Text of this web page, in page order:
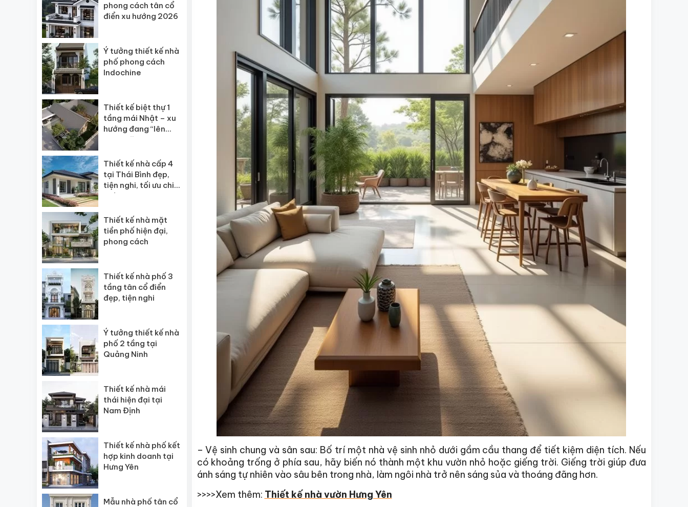
– Vệ sinh chung và sân sau: Bố trí một nhà vệ sinh nhỏ dưới gầm cầu thang để tiết kiệm diện tích. Nếu
có khoảng trống ở phía sau, hãy biến nó thành một khu vườn nhỏ hoặc giếng trời. Giếng trời giúp đưa
ánh sáng tự nhiên vào sâu bên trong nhà, làm ngôi nhà trở nên sáng sủa và thoáng đãng hơn.
>>>>Xem thêm: Thiết kế nhà vườn Hưng Yên
phong cách tân cổ
điển xu hướng 2026
Ý tưởng thiết kế nhà
phố phong cách
Indochine
Thiết kế biệt thự 1
tầng mái Nhật – xu
hướng đang “lên
ngôi” năm 2026
Thiết kế nhà cấp 4
tại Thái Bình đẹp,
tiện nghi, tối ưu chi
phí
Thiết kế nhà mặt
tiền phố hiện đại,
phong cách
Thiết kế nhà phố 3
tầng tân cổ điển
đẹp, tiện nghi
Ý tưởng thiết kế nhà
phố 2 tầng tại
Quảng Ninh
Thiết kế nhà mái
thái hiện đại tại
Nam Định
Thiết kế nhà phố kết
hợp kinh doanh tại
Hưng Yên
Mẫu nhà phố tân cổ